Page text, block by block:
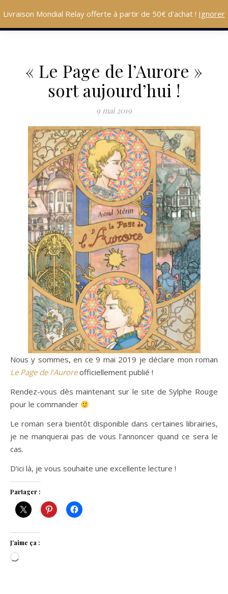
« Le Page de l’Aurore »
sort aujourd’hui !
9 mai 2019
Nous y sommes, en ce 9 mai 2019 je déclare mon roman
Le Page de l’Aurore officiellement publié !
Rendez-vous dès maintenant sur le site de Sylphe Rouge
pour le commander
Le roman sera bientôt disponible dans certaines librairies,
je ne manquerai pas de vous l’annoncer quand ce sera le
cas.
D’ici là, je vous souhaite une excellente lecture !
Partager :
J’aime ça :
Chargement…
Livraison Mondial Relay offerte à partir de 50€ d'achat ! Ignorer